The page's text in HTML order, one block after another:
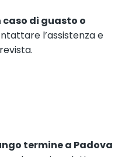
di guasto o
l’assistenza e
termine a Padova